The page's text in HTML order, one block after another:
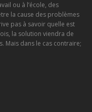
ou à l’école, des
la cause des problèmes
pas à savoir quelle est
la solution viendra de
Mais dans le cas contraire;